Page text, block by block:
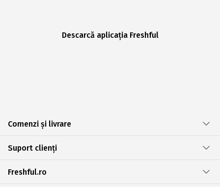
Descarcă aplicația Freshful
Comenzi și livrare
Suport clienți
Freshful.ro